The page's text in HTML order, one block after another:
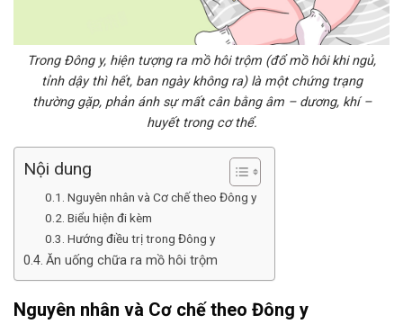
Trong Đông y, hiện tượng ra mồ hôi trộm (đổ mồ hôi khi ngủ,
tỉnh dậy thì hết, ban ngày không ra) là một chứng trạng
thường gặp, phản ánh sự mất cân bằng âm – dương, khí –
huyết trong cơ thể.
Nội dung
Nguyên nhân và Cơ chế theo Đông y
Biểu hiện đi kèm
Hướng điều trị trong Đông y
Ăn uống chữa ra mồ hôi trộm
Nguyên nhân và Cơ chế theo Đông y